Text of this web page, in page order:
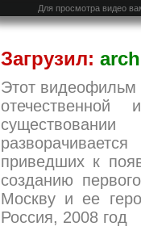
Для просмотра видео
Загрузил:
Этот видеофильм
приведших к
созданию
Москву и ее
Россия, 2008 год